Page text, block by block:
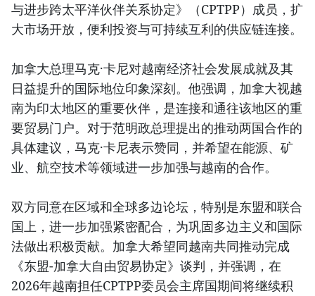
与进步跨太平洋伙伴关系协定》（CPTPP）成员，扩
大市场开放，便利投资与可持续互利的供应链连接。
加拿大总理马克·卡尼对越南经济社会发展成就及其
日益提升的国际地位印象深刻。他强调，加拿大视越
南为印太地区的重要伙伴，是连接和通往该地区的重
要贸易门户。对于范明政总理提出的推动两国合作的
具体建议，马克·卡尼表示赞同，并希望在能源、矿
业、航空技术等领域进一步加强与越南的合作。
双方同意在区域和全球多边论坛，特别是东盟和联合
国上，进一步加强紧密配合，为巩固多边主义和国际
法做出积极贡献。加拿大希望同越南共同推动完成
《东盟-加拿大自由贸易协定》谈判，并强调，在
2026年越南担任CPTPP委员会主席国期间将继续积